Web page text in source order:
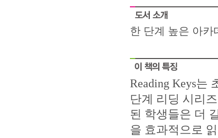
한 단계 높은 아카
Reading Keys는
단계 리딩 시리
된 학생들은 더
을 효과적으로